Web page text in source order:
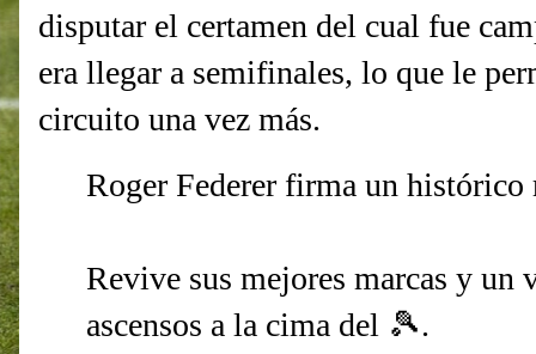
disputar el certamen del cual fue
era llegar a semifinales, lo que le
circuito una vez más.
Roger Federer firma un
Revive sus mejores marcas y un
ascensos a la cima del 🎾.